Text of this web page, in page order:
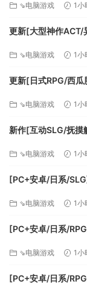
系统需求
最低
操作系统:
显卡:
⇘电脑游戏 1小
更新[大型神作ACT/
⇘电脑游戏 1小
更新[日式RPG/西瓜
⇘电脑游戏 1小
新作[互动SLG/抚
⇘电脑游戏 1小
[PC+安卓/日系/
⇘电脑游戏 1小
[PC+安卓/日系/
⇘电脑游戏 1小
[PC+安卓/日系/